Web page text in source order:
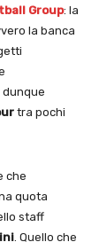
Group: la
la banca
tra pochi
che
quota
staff
. Quello che